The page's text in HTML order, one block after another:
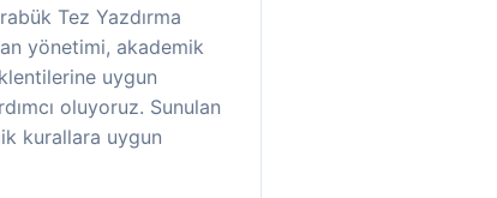
Tez Yazdırma
yönetimi, akademik
uygun
oluyoruz. Sunulan
kurallara uygun